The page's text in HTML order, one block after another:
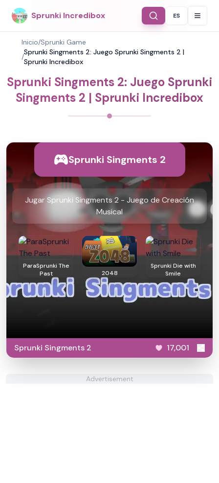
Sprunki Incredibox Select
ES
Inicio/Sprunki Game
/
Sprunki Singments 2: Juego Sprunki Singments 2 |
Sprunki Incredibox
Sprunki Singments 2: Juego Sprunki
Singments 2 | Sprunki Incredibox
Sprunki Singments 2
Jugar Sprunki Singments 2 - Juego de Creación
Musical
ParaSprunki The
Past
2048
Sprunki Die with
Smile
Sprunki Singments 2 17,001
Advertisement